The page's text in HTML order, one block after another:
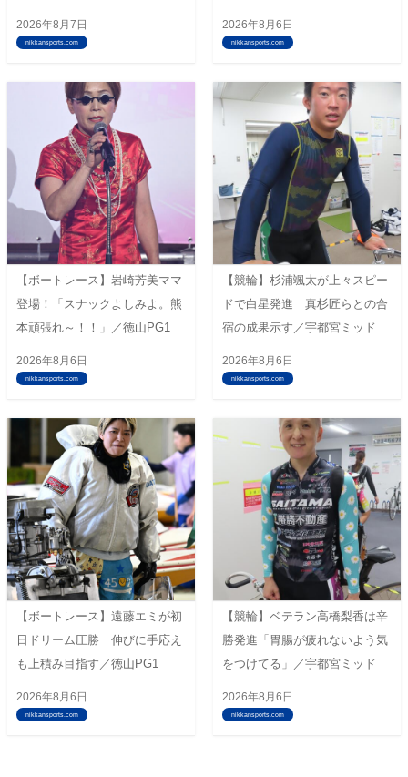
2026年8月7日
nikkansports.com
2026年8月6日
nikkansports.com
【ボートレース】岩崎芳美ママ
登場！「スナックよしみよ。熊
本頑張れ～！！」／徳山PG1
2026年8月6日
nikkansports.com
【競輪】杉浦颯太が上々スピー
ドで白星発進 真杉匠らとの合
宿の成果示す／宇都宮ミッド
2026年8月6日
nikkansports.com
【ボートレース】遠藤エミが初
日ドリーム圧勝 伸びに手応え
も上積み目指す／徳山PG1
2026年8月6日
nikkansports.com
【競輪】ベテラン高橋梨香は辛
勝発進「胃腸が疲れないよう気
をつけてる」／宇都宮ミッド
2026年8月6日
nikkansports.com